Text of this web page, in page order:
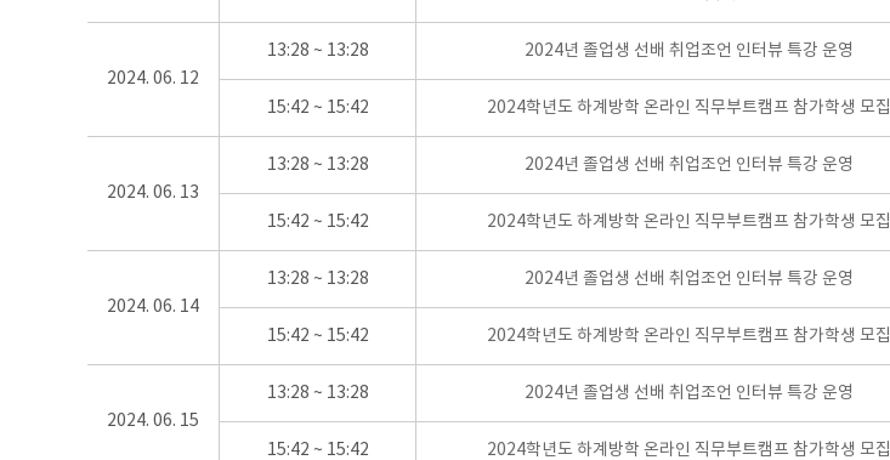
2024. 06. 12
13:28 ~ 13:28 2024년 졸업생 선배 취업조언 인터뷰 특강 운영
15:42 ~ 15:42 2024학년도 하계방학 온라인 직무부트캠프 참가학생 모집
2024. 06. 13
13:28 ~ 13:28 2024년 졸업생 선배 취업조언 인터뷰 특강 운영
15:42 ~ 15:42 2024학년도 하계방학 온라인 직무부트캠프 참가학생 모집
2024. 06. 14
13:28 ~ 13:28 2024년 졸업생 선배 취업조언 인터뷰 특강 운영
15:42 ~ 15:42 2024학년도 하계방학 온라인 직무부트캠프 참가학생 모집
2024. 06. 15
13:28 ~ 13:28 2024년 졸업생 선배 취업조언 인터뷰 특강 운영
15:42 ~ 15:42 2024학년도 하계방학 온라인 직무부트캠프 참가학생 모집